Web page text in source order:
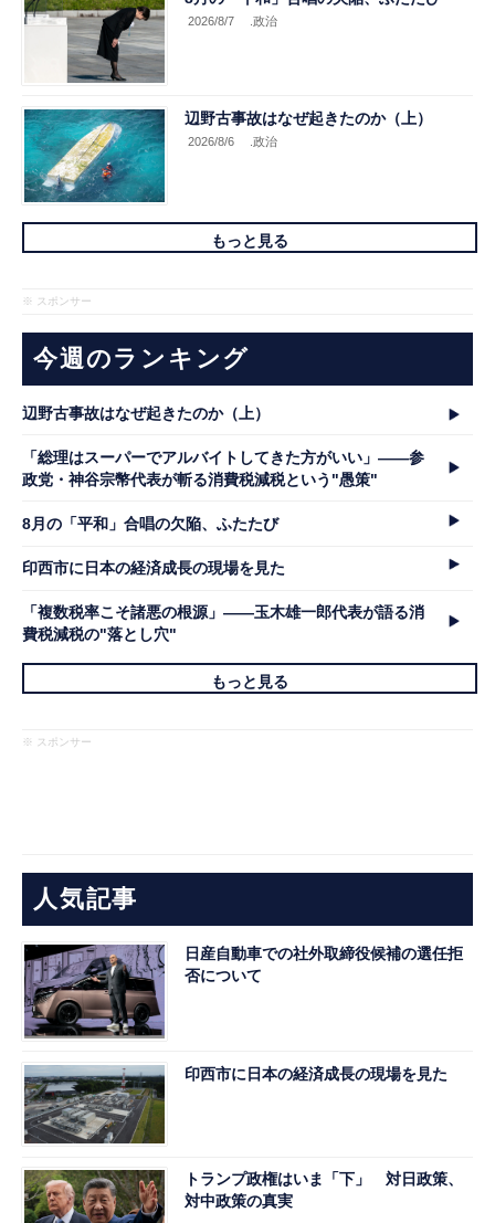
2026/8/7 .政治
辺野古事故はなぜ起きたのか（上）
2026/8/6 .政治
もっと見る
※ スポンサー
今週のランキング
辺野古事故はなぜ起きたのか（上）
「総理はスーパーでアルバイトしてきた方がいい」――参
政党・神谷宗幣代表が斬る消費税減税という"愚策"
8月の「平和」合唱の欠陥、ふたたび
印西市に日本の経済成長の現場を見た
「複数税率こそ諸悪の根源」――玉木雄一郎代表が語る消
費税減税の"落とし穴"
もっと見る
※ スポンサー
人気記事
日産自動車での社外取締役候補の選任拒
否について
印西市に日本の経済成長の現場を見た
トランプ政権はいま「下」 対日政策、
対中政策の真実